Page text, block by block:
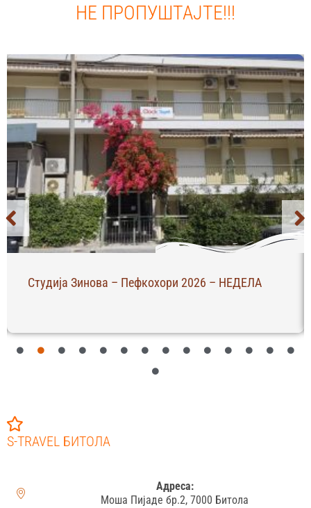
НЕ ПРОПУШТАЈТЕ!!!
Студија Зинова – Пефкохори 2026 – НЕДЕЛА
S-TRAVEL БИТОЛА
Адреса:
Моша Пијаде бр.2, 7000 Битола